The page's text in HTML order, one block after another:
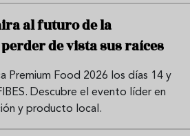
al futuro de la
de vista sus raíces
Premium Food 2026 los días 14 y
Descubre el evento líder en
y producto local.